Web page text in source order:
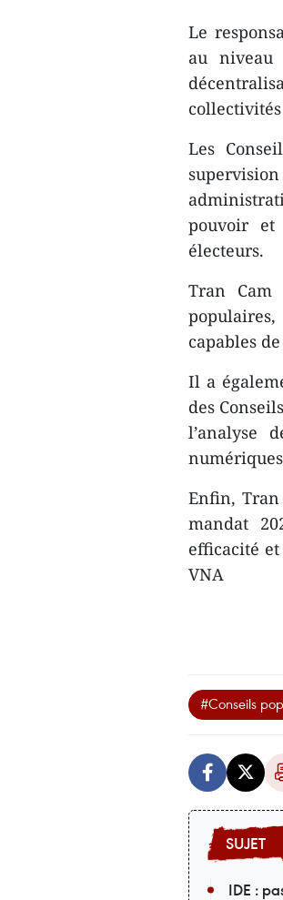
Le
au niveau
Les
pouvoir et
électeurs.
Tran
capables
Il a
des
l’analyse
Enfin, Tran
mandat
efficacité
VNA
#Conseils
IDE :